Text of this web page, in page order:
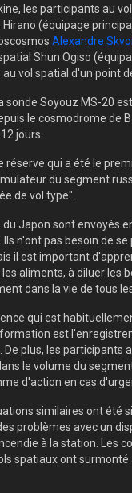
, les participants au
(équipage
Alexandre
Shun Ogiso
vol spatial d'un point
sonde Soyouz MS-20
le cosmodrome de
jours.
réserve qui a été le
du segment
de vol type".
du Japon sont envoyés
n'ont pas besoin de se
il est important
aliments, à diluer les
dans la vie de tous
qui est
est
De plus, les participants
le volume du
d'action en cas
similaires ont été
problèmes avec un
à la station. Les
spatiaux ont surmonté